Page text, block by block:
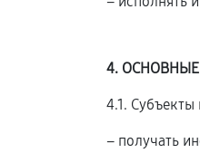
4.
4.1.
– получать